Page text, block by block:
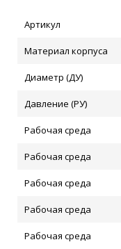
Артикул
Материал корпуса
Диаметр (ДУ)
Давление (РУ)
Рабочая среда
Рабочая среда
Рабочая среда
Рабочая среда
Рабочая среда